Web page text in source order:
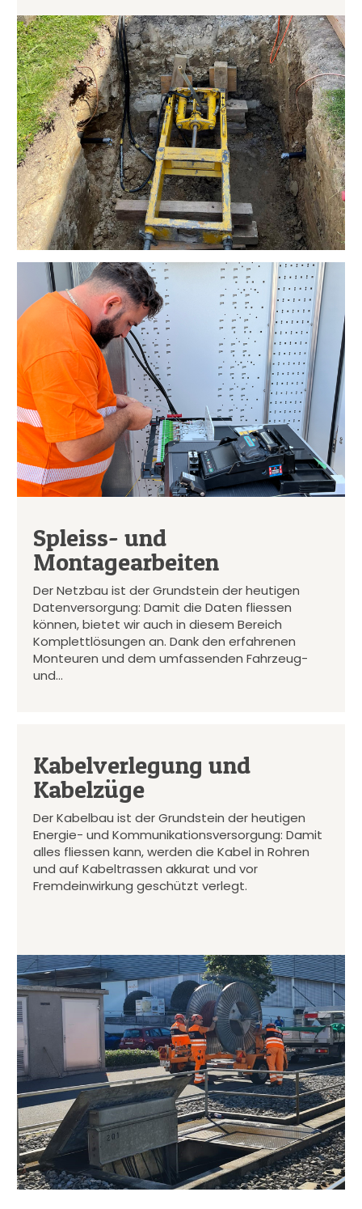
Spleiss- und
Montagearbeiten
Der Netzbau ist der Grundstein der heutigen
Datenversorgung: Damit die Daten fliessen
können, bietet wir auch in diesem Bereich
Komplettlösungen an. Dank den erfahrenen
Monteuren und dem umfassenden Fahrzeug-
und…
Kabelverlegung und
Kabelzüge
Der Kabelbau ist der Grundstein der heutigen
Energie- und Kommunikationsversorgung: Damit
alles fliessen kann, werden die Kabel in Rohren
und auf Kabeltrassen akkurat und vor
Fremdeinwirkung geschützt verlegt.